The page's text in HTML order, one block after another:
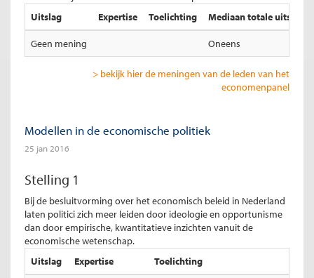
Uitslag
Expertise Toelichting Mediaan totale uitslag
Geen mening Oneens
> bekijk hier de meningen van de leden van het
economenpanel
Modellen in de economische politiek
25 jan 2016
Stelling 1
Bij de besluitvorming over het economisch beleid in Nederland
laten politici zich meer leiden door ideologie en opportunisme
dan door empirische, kwantitatieve inzichten vanuit de
economische wetenschap.
Uitslag
Expertise Toelichting